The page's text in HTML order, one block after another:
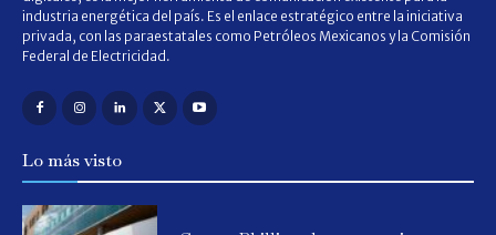
industria energética del país. Es el enlace estratégico entre la iniciativa
privada, con las paraestatales como Petróleos Mexicanos y la Comisión
Federal de Electricidad.
Lo más visto